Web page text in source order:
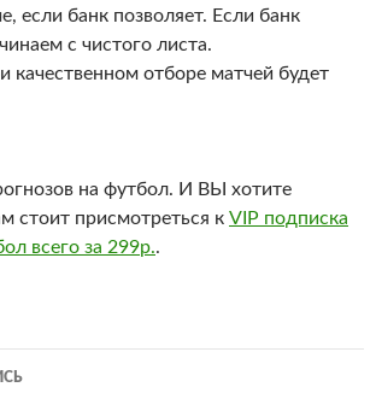
если банк позволяет. Если банк
с чистого листа.
качественном отборе матчей будет
на футбол. И ВЫ хотите
стоит присмотреться к VIP подписка
всего за 299р..